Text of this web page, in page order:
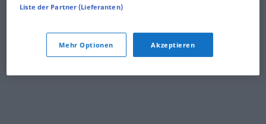
Liste der Partner (Lieferanten)
Mehr Optionen Akzeptieren